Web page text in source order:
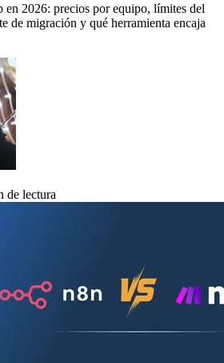
2026: precios por equipo, límites del
de migración y qué herramienta encaja
de lectura